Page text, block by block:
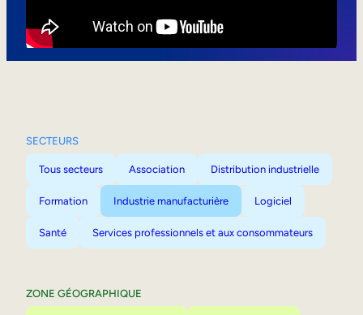
SECTEURS
Tous secteurs Association Distribution industrielle
Formation Industrie manufacturière Logiciel
Santé Services professionnels et aux consommateurs
ZONE GÉOGRAPHIQUE